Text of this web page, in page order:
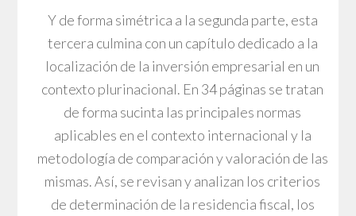
Y de forma simétrica a la segunda parte, esta
tercera culmina con un capítulo dedicado a la
localización de la inversión empresarial en un
contexto plurinacional. En 34 páginas se tratan
de forma sucinta las principales normas
aplicables en el contexto internacional y la
metodología de comparación y valoración de las
mismas. Así, se revisan y analizan los criterios
de determinación de la residencia fiscal, los